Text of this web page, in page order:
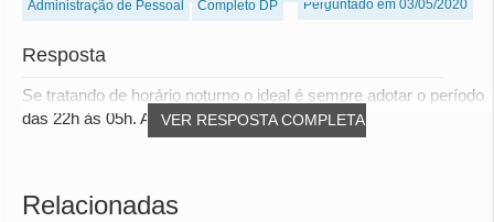
Administração de Pessoal
Completo DP Perguntado em 03/05/2020
Resposta
VER RESPOSTA COMPLETA
Se tratando de horário noturno o ideal é sempre adotar o período
das 22h às 05h. A Contagem desse ho...
Relacionadas